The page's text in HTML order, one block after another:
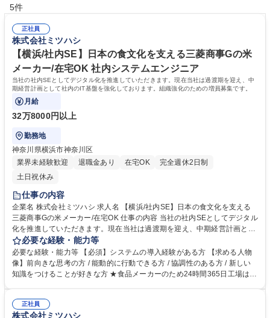
5件
正社員
株式会社ミツハシ
【横浜/社内SE】日本の食文化を支える三菱商事Gの米
メーカー/在宅OK 社内システムエンジニア
当社の社内SEとしてデジタル化を推進していただきます。現在当社は過渡期を迎え、中
期経営計画として社内のIT基盤を強化しております。組織強化のための増員募集です。
月給
32万8000円以上
勤務地
神奈川県横浜市神奈川区
業界未経験歓迎
退職金あり 在宅OK
完全週休2日制
土日祝休み
仕事の内容
企業名 株式会社ミツハシ 求人名 【横浜/社内SE】日本の食文化を支える
三菱商事Gの米メーカー/在宅OK 仕事の内容 当社の社内SEとしてデジタル
化を推進していただきます。現在当社は過渡期を迎え、中期経営計画とし
て社内のIT基盤を強化しております。組織強化のための増員募集です。
【業務詳細】■新規システム導入におけるプロジェクトマネジメント、生
成AIをはじめとする新技術の社内活用検討と推進、内製開発部分のサポー
トおよび業務改善、（経験に応じてメンバーの管理） 【取り組み例】■工
中核として現状調査や構想策定で力を発揮していただきたいです。 募集職
種 【横浜/社内SE】日本の食文化を支える三菱商事Gの米メーカー/在宅OK
必要な経験・能力等
必要な経験・能力等 【必須】システムの導入経験がある方 【求める人物
像】前向きな思考の方 / 能動的に行動できる方 / 協調性のある方 / 新しい
知識をつけることが好きな方 ★食品メーカーのため24時間365日工場は稼
学校 語学力： 資格：
正社員
株式会社ミツハシ